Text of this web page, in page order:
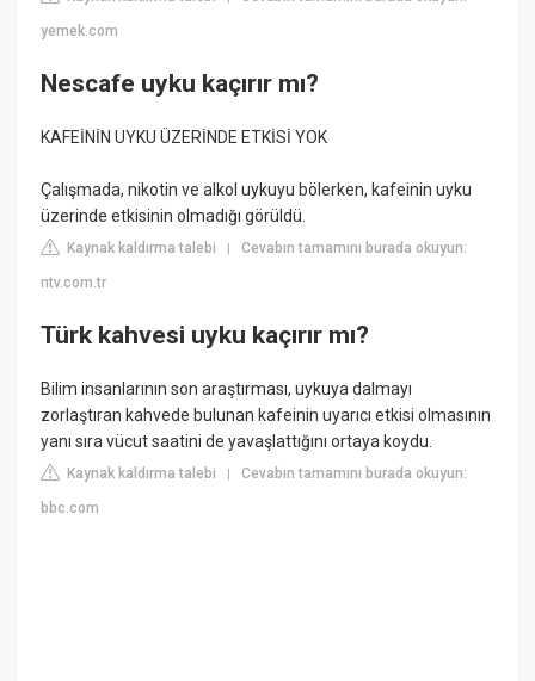
yemek.com
Nescafe uyku kaçırır mı?
KAFEİNİN UYKU ÜZERİNDE ETKİSİ YOK
Çalışmada, nikotin ve alkol uykuyu bölerken, kafeinin uyku
üzerinde etkisinin olmadığı görüldü.
Kaynak kaldırma talebi |Cevabın tamamını burada okuyun:
ntv.com.tr
Türk kahvesi uyku kaçırır mı?
Bilim insanlarının son araştırması, uykuya dalmayı
zorlaştıran kahvede bulunan kafeinin uyarıcı etkisi olmasının
yanı sıra vücut saatini de yavaşlattığını ortaya koydu.
Kaynak kaldırma talebi |Cevabın tamamını burada okuyun:
bbc.com